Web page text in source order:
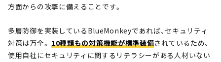
方面からの攻撃に備えることです。
多層防御を実装しているBlueMonkeyであれば、セキュリティ
対策は万全。 10種類もの対策機能が標準装備されているため、
使用自社にセキュリティに関するリテラシーがある人材いない